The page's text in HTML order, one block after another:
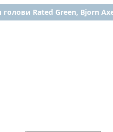
Rated Green, Bjorn